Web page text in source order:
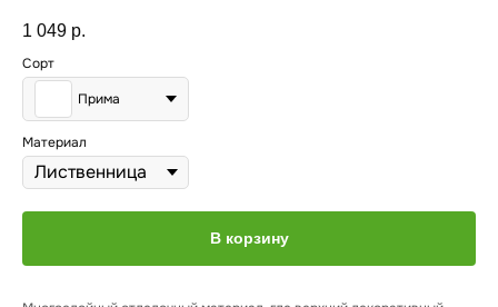
1 049 р.
Сорт
Прима
Материал
В корзину